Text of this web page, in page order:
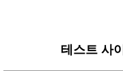
테스트 사